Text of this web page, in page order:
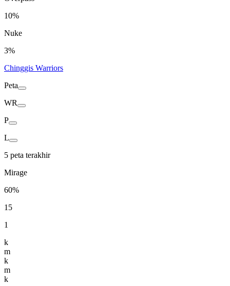
10%
Nuke
3%
Chinggis Warriors
Peta
WR
P
L
5 peta terakhir
Mirage
60%
15
1
k
m
k
m
k